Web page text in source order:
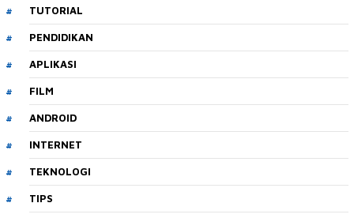
TUTORIAL
PENDIDIKAN
APLIKASI
FILM
ANDROID
INTERNET
TEKNOLOGI
TIPS